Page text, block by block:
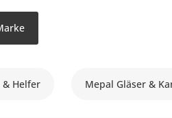
Helfer Mepal Gläser &